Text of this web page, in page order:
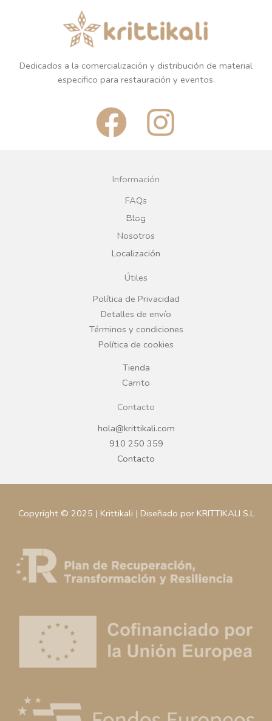
Dedicados a la comercialización y distribución de material
especifico para restauración y eventos.
F
a
c
e
b
o
o
k
I
n
g
r
a
Información
FAQs
Blog
Nosotros
Localización
Útiles
Política de Privacidad
Detalles de envío
Términos y condiciones
Política de cookies
Tienda
Carrito
Contacto
hola@krittikali.com
910 250 359
Contacto
Copyright © 2025 | Krittikali | Diseñado por KRITTIKALI S.L